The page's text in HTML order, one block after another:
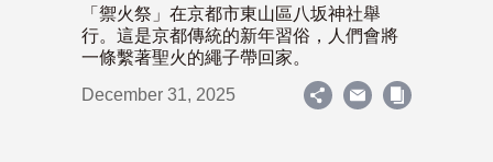
「禦火祭」在京都市東山區八坂神社舉
行。這是京都傳統的新年習俗，人們會將
一條繫著聖火的繩子帶回家。
December 31, 2025